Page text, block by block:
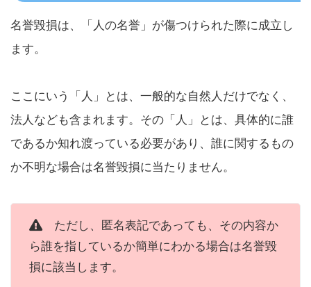
名誉毀損は、「人の名誉」が傷つけられた際に成立し
ます。
ここにいう「人」とは、一般的な自然人だけでなく、
法人なども含まれます。その「人」とは、具体的に誰
であるか知れ渡っている必要があり、誰に関するもの
か不明な場合は名誉毀損に当たりません。
ただし、匿名表記であっても、その内容か
ら誰を指しているか簡単にわかる場合は名誉毀
損に該当します。